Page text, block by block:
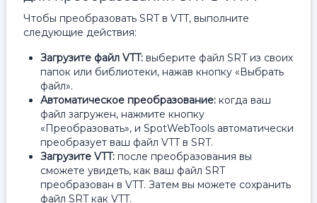
Чтобы преобразовать SRT в VTT, выполните
следующие действия:
Загрузите файл VTT: выберите файл SRT из своих
папок или библиотеки, нажав кнопку «Выбрать
файл».
Автоматическое преобразование: когда ваш
файл загружен, нажмите кнопку
«Преобразовать», и SpotWebTools автоматически
преобразует ваш файл VTT в SRT.
Загрузите VTT: после преобразования вы
сможете увидеть, как ваш файл SRT
преобразован в VTT. Затем вы можете сохранить
файл SRT как VTT.